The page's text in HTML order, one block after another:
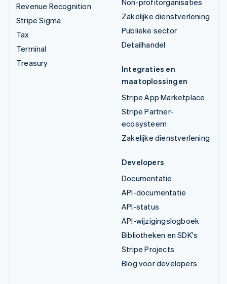
Revenue Recognition
Stripe Sigma
Tax
Terminal
Treasury
Zakelijke dienstverlening
Publieke sector
Detailhandel
Integraties en
maatoplossingen
Stripe App Marketplace
Stripe Partner-
ecosysteem
Zakelijke dienstverlening
Developers
Documentatie
API-documentatie
API-status
API-wijzigingslogboek
Bibliotheken en SDK's
Stripe Projects
Blog voor developers